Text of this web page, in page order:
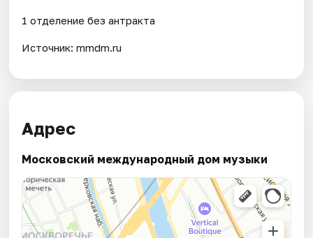
1 отделение без антракта
Источник: mmdm.ru
Адрес
Московский международный дом музыки